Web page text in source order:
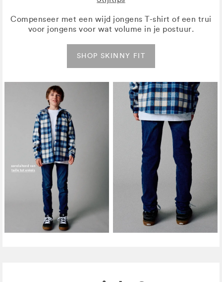
Compenseer met een wijd jongens T-shirt of een trui
voor jongens voor wat volume in je postuur.
SHOP SKINNY FIT